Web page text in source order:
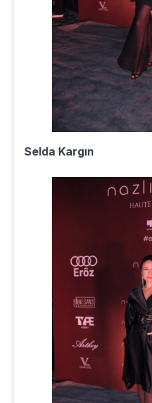
Selda Kargın